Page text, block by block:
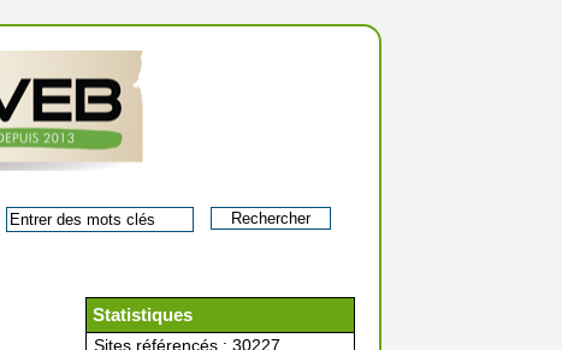
Statistiques
Sites référencés : 30227